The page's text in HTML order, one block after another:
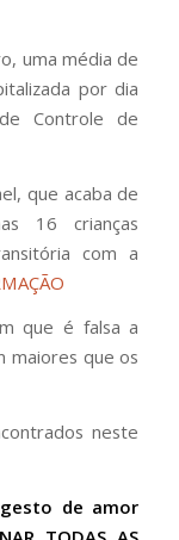
uma média de
por dia
Controle de
que acaba de
16 crianças
com a
que é falsa a
maiores que os
neste
de amor